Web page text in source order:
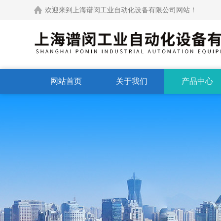
欢迎来到上海谱闵工业自动化设备有限公司网站！
网站首页 关于我们 产品中心